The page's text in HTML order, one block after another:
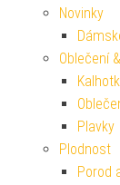
Novinky
Oblečení
Plavky
Plodnost
Porod